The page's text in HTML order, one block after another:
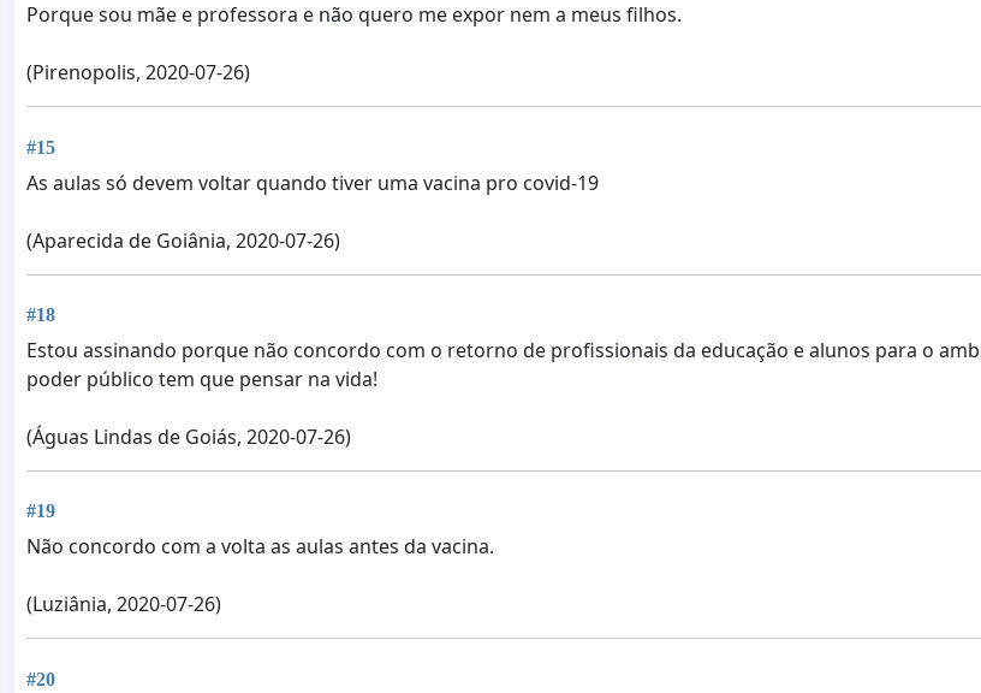
Porque sou mãe e professora e não quero me expor nem a meus filhos.
(Pirenopolis, 2020-07-26)
#15
As aulas só devem voltar quando tiver uma vacina pro covid-19
(Aparecida de Goiânia, 2020-07-26)
#18
Estou assinando porque não concordo com o retorno de profissionais da educação e alunos para o
poder público tem que pensar na vida!
(Águas Lindas de Goiás, 2020-07-26)
#19
Não concordo com a volta as aulas antes da vacina.
(Luziânia, 2020-07-26)
#20